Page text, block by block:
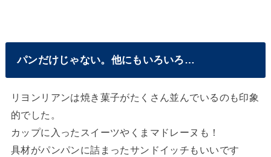
パンだけじゃない。他にもいろいろ…
リヨンリアンは焼き菓子がたくさん並んでいるのも印象
的でした。
カップに入ったスイーツやくまマドレーヌも！
具材がパンパンに詰まったサンドイッチもいいです